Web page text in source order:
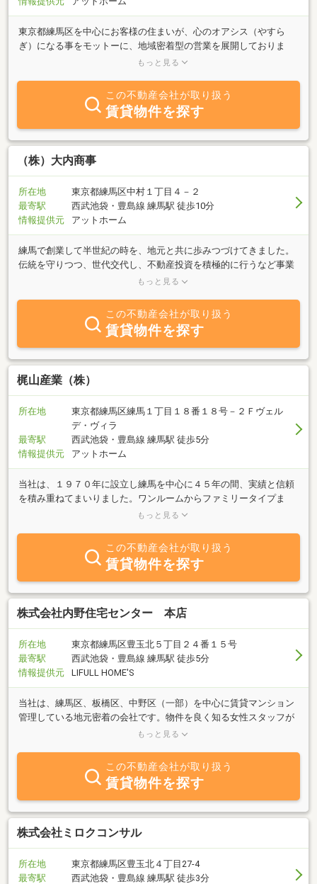
東京都練馬区を中心にお客様の住まいが、心のオアシス（やすら
ぎ）になる事をモットーに、地域密着型の営業を展開しておりま
す。常にお客様の希望条件を重視し、お客様の立場に立って、迅
心よりお待ちしております。また、当社ホームページもご覧下さ
い。メール送信、ＦＡＸ送付、郵送も行っておりますのでお気軽に
お申し付け下さい。
もっと見る
この不動産会社が取り扱う
賃貸物件を探す
（株）大内商事
所在地
東京都練馬区中村１丁目４－２
最寄駅
西武池袋・豊島線 練馬駅 徒歩10分
情報提供元
アットホーム
練馬で創業して半世紀の時を、地元と共に歩みつづけてきました。
伝統を守りつつ、世代交代し、不動産投資を積極的に行うなど事業
展開を行っております。不動産に関することでしたら、売買・賃
もっと見る
この不動産会社が取り扱う
賃貸物件を探す
梶山産業（株）
所在地
東京都練馬区練馬１丁目１８番１８号－２Ｆヴェル
デ・ヴィラ
最寄駅
西武池袋・豊島線 練馬駅 徒歩5分
情報提供元
アットホーム
当社は、１９７０年に設立し練馬を中心に４５年の間、実績と信頼
を積み重ねてまいりました。ワンルームからファミリータイプま
で、お客様のニーズにお応え出来る物件を数多く揃えております。
みやすい住まいを提供致します。
もっと見る
この不動産会社が取り扱う
賃貸物件を探す
株式会社内野住宅センター 本店
所在地
東京都練馬区豊玉北５丁目２４番１５号
最寄駅
西武池袋・豊島線 練馬駅 徒歩5分
情報提供元
LIFULL HOME'S
当社は、練馬区、板橋区、中野区（一部）を中心に賃貸マンション
管理している地元密着の会社です。物件を良く知る女性スタッフが
中心だから安心してご相談ください。また、特優賃（都民住宅）も
もっと見る
この不動産会社が取り扱う
賃貸物件を探す
株式会社ミロクコンサル
所在地
東京都練馬区豊玉北４丁目27-4
最寄駅
西武池袋・豊島線 練馬駅 徒歩3分